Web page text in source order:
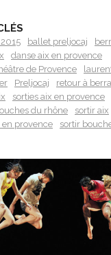
ballet preljocaj
danse aix en provence
de Provence
Preljocaj
retour à
sorties aix en provence
du rhône
sortir aix
en provence
sortir